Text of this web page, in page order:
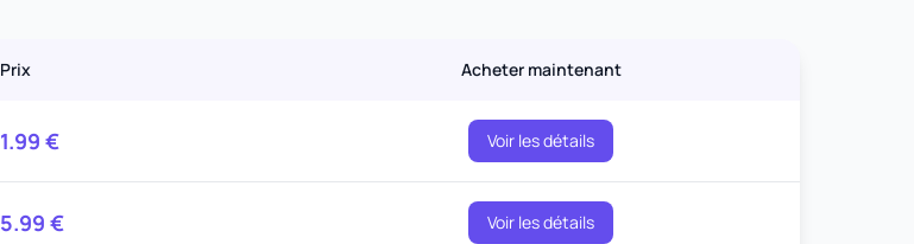
Prix Acheter maintenant
1.99 € Voir les détails
5.99 € Voir les détails